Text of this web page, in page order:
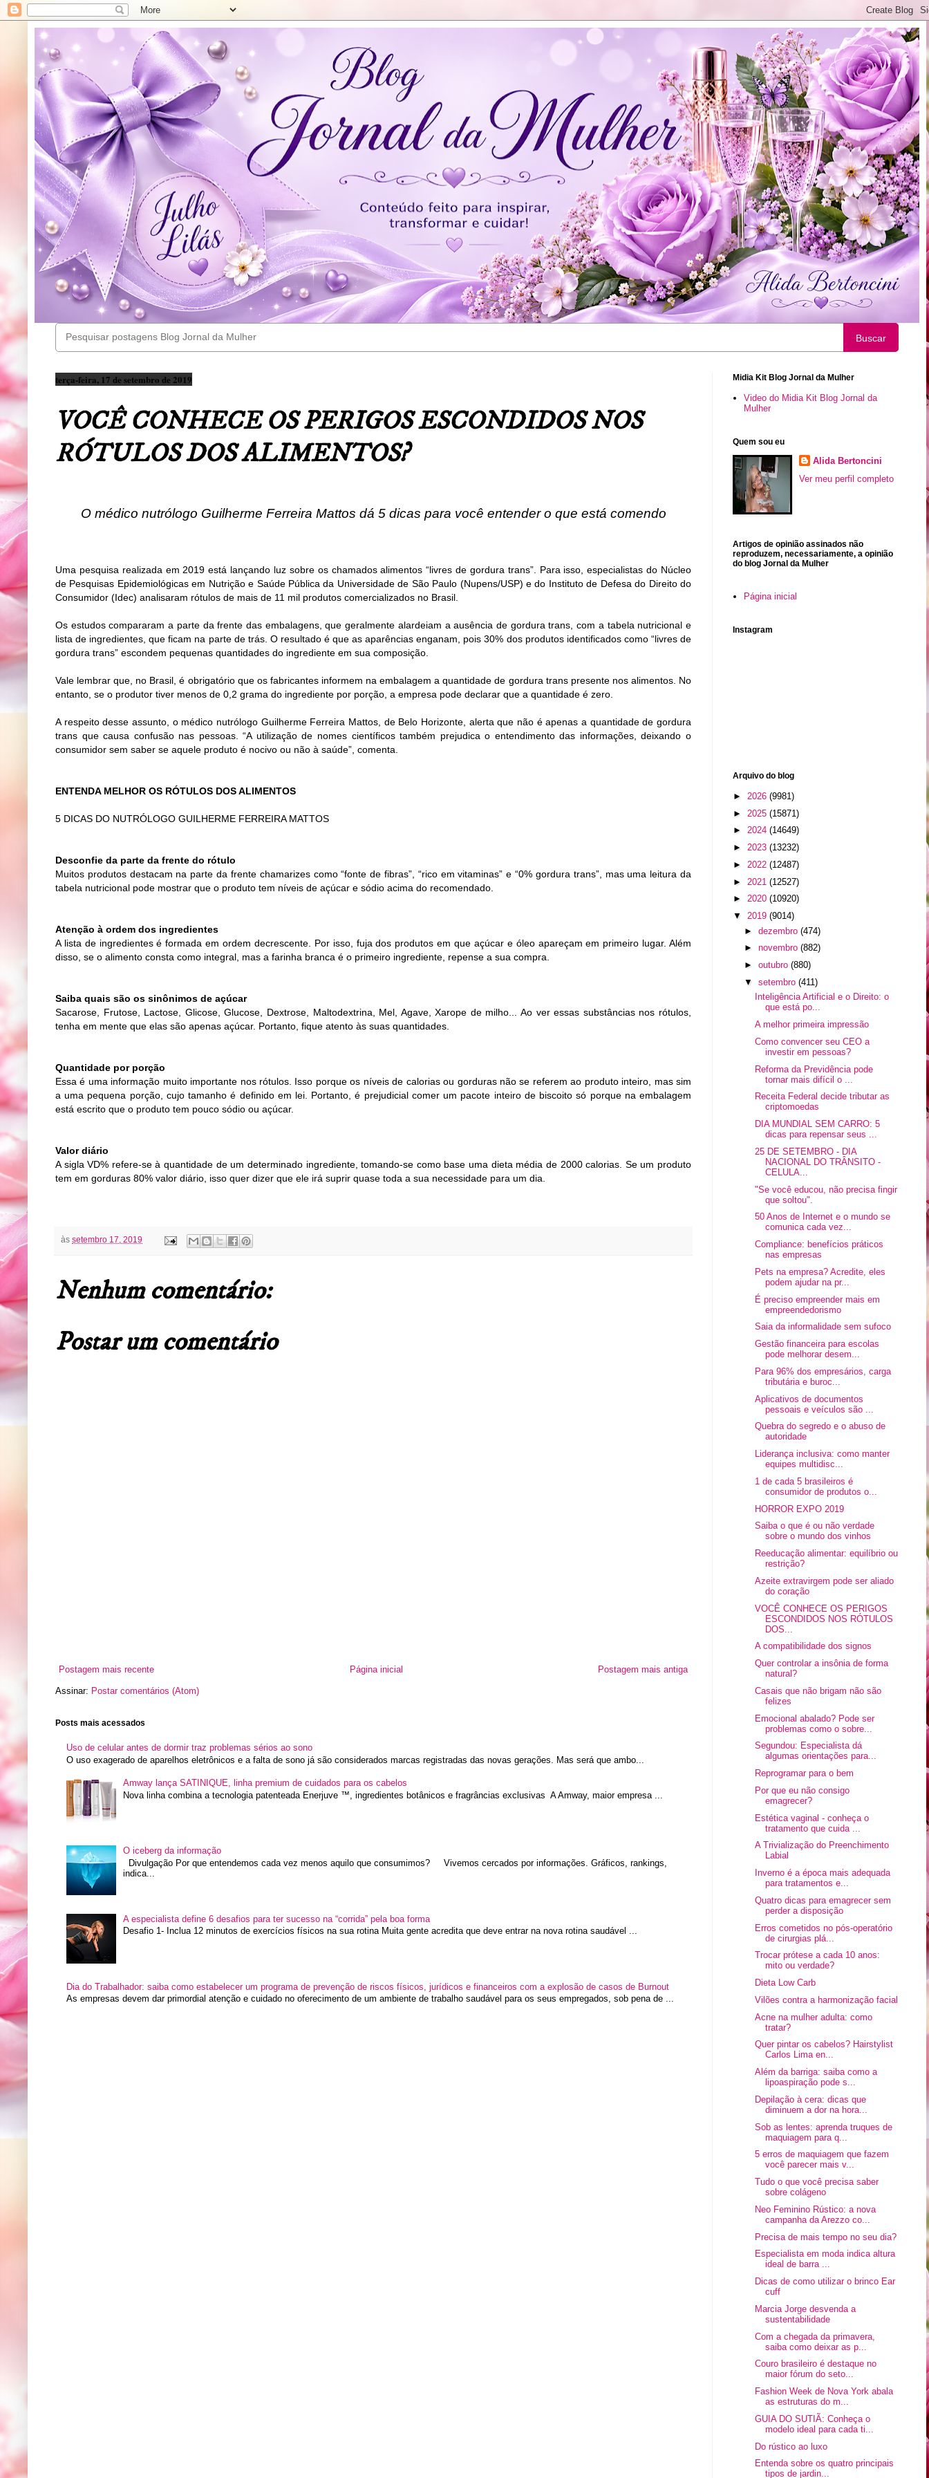
Buscar
terça-feira, 17 de setembro de 2019
VOCÊ CONHECE OS PERIGOS ESCONDIDOS NOS
RÓTULOS DOS ALIMENTOS?
O médico nutrólogo Guilherme Ferreira Mattos dá 5 dicas para você entender o que está comendo
Uma pesquisa realizada em 2019 está lançando luz sobre os chamados alimentos “livres de gordura trans”. Para isso, especialistas do Núcleo
de Pesquisas Epidemiológicas em Nutrição e Saúde Pública da Universidade de São Paulo (Nupens/USP) e do Instituto de Defesa do Direito do
Consumidor (Idec) analisaram rótulos de mais de 11 mil produtos comercializados no Brasil.
Os estudos compararam a parte da frente das embalagens, que geralmente alardeiam a ausência de gordura trans, com a tabela nutricional e
lista de ingredientes, que ficam na parte de trás. O resultado é que as aparências enganam, pois 30% dos produtos identificados como “livres de
gordura trans” escondem pequenas quantidades do ingrediente em sua composição.
Vale lembrar que, no Brasil, é obrigatório que os fabricantes informem na embalagem a quantidade de gordura trans presente nos alimentos. No
entanto, se o produtor tiver menos de 0,2 grama do ingrediente por porção, a empresa pode declarar que a quantidade é zero.
A respeito desse assunto, o médico nutrólogo Guilherme Ferreira Mattos, de Belo Horizonte, alerta que não é apenas a quantidade de gordura
trans que causa confusão nas pessoas. “A utilização de nomes científicos também prejudica o entendimento das informações, deixando o
consumidor sem saber se aquele produto é nocivo ou não à saúde”, comenta.
ENTENDA MELHOR OS RÓTULOS DOS ALIMENTOS
5 DICAS DO NUTRÓLOGO GUILHERME FERREIRA MATTOS
Desconfie da parte da frente do rótulo
Muitos produtos destacam na parte da frente chamarizes como “fonte de fibras”, “rico em vitaminas” e “0% gordura trans”, mas uma leitura da
tabela nutricional pode mostrar que o produto tem níveis de açúcar e sódio acima do recomendado.
Atenção à ordem dos ingredientes
A lista de ingredientes é formada em ordem decrescente. Por isso, fuja dos produtos em que açúcar e óleo apareçam em primeiro lugar. Além
disso, se o alimento consta como integral, mas a farinha branca é o primeiro ingrediente, repense a sua compra.
Saiba quais são os sinônimos de açúcar
Sacarose, Frutose, Lactose, Glicose, Glucose, Dextrose, Maltodextrina, Mel, Agave, Xarope de milho... Ao ver essas substâncias nos rótulos,
tenha em mente que elas são apenas açúcar. Portanto, fique atento às suas quantidades.
Quantidade por porção
Essa é uma informação muito importante nos rótulos. Isso porque os níveis de calorias ou gorduras não se referem ao produto inteiro, mas sim
a uma pequena porção, cujo tamanho é definido em lei. Portanto, é prejudicial comer um pacote inteiro de biscoito só porque na embalagem
está escrito que o produto tem pouco sódio ou açúcar.
Valor diário
A sigla VD% refere-se à quantidade de um determinado ingrediente, tomando-se como base uma dieta média de 2000 calorias. Se um produto
tem em gorduras 80% valor diário, isso quer dizer que ele irá suprir quase toda a sua necessidade para um dia.
às setembro 17, 2019
Nenhum comentário:
Postar um comentário
Postagem mais recente Postagem mais antiga
Página inicial
Assinar: Postar comentários (Atom)
Posts mais acessados
Uso de celular antes de dormir traz problemas sérios ao sono
O uso exagerado de aparelhos eletrônicos e a falta de sono já são considerados marcas registradas das novas gerações. Mas será que ambo...
Amway lança SATINIQUE, linha premium de cuidados para os cabelos
Nova linha combina a tecnologia patenteada Enerjuve ™, ingredientes botânicos e fragrâncias exclusivas A Amway, maior empresa ...
O iceberg da informação
Divulgação Por que entendemos cada vez menos aquilo que consumimos? Vivemos cercados por informações. Gráficos, rankings,
indica...
A especialista define 6 desafios para ter sucesso na “corrida” pela boa forma
Desafio 1- Inclua 12 minutos de exercícios físicos na sua rotina Muita gente acredita que deve entrar na nova rotina saudável ...
Dia do Trabalhador: saiba como estabelecer um programa de prevenção de riscos físicos, jurídicos e financeiros com a explosão de casos de Burnout
As empresas devem dar primordial atenção e cuidado no oferecimento de um ambiente de trabalho saudável para os seus empregados, sob pena de ...
Midia Kit Blog Jornal da Mulher
Video do Midia Kit Blog Jornal da
Mulher
Quem sou eu
Alida Bertoncini
Ver meu perfil completo
Artigos de opinião assinados não
reproduzem, necessariamente, a opinião
do blog Jornal da Mulher
Página inicial
Instagram
Arquivo do blog
► 2026 (9981)
► 2025 (15871)
► 2024 (14649)
► 2023 (13232)
► 2022 (12487)
► 2021 (12527)
► 2020 (10920)
▼ 2019 (9014)
► dezembro (474)
► novembro (882)
► outubro (880)
▼ setembro (411)
Inteligência Artificial e o Direito: o
que está po...
A melhor primeira impressão
Como convencer seu CEO a
investir em pessoas?
Reforma da Previdência pode
tornar mais difícil o ...
Receita Federal decide tributar as
criptomoedas
DIA MUNDIAL SEM CARRO: 5
dicas para repensar seus ...
25 DE SETEMBRO - DIA
NACIONAL DO TRÂNSITO -
CELULA...
"Se você educou, não precisa fingir
que soltou".
50 Anos de Internet e o mundo se
comunica cada vez...
Compliance: benefícios práticos
nas empresas
Pets na empresa? Acredite, eles
podem ajudar na pr...
É preciso empreender mais em
empreendedorismo
Saia da informalidade sem sufoco
Gestão financeira para escolas
pode melhorar desem...
Para 96% dos empresários, carga
tributária e buroc...
Aplicativos de documentos
pessoais e veículos são ...
Quebra do segredo e o abuso de
autoridade
Liderança inclusiva: como manter
equipes multidisc...
1 de cada 5 brasileiros é
consumidor de produtos o...
HORROR EXPO 2019
Saiba o que é ou não verdade
sobre o mundo dos vinhos
Reeducação alimentar: equilíbrio ou
restrição?
Azeite extravirgem pode ser aliado
do coração
VOCÊ CONHECE OS PERIGOS
ESCONDIDOS NOS RÓTULOS
DOS...
A compatibilidade dos signos
Quer controlar a insônia de forma
natural?
Casais que não brigam não são
felizes
Emocional abalado? Pode ser
problemas como o sobre...
Segundou: Especialista dá
algumas orientações para...
Reprogramar para o bem
Por que eu não consigo
emagrecer?
Estética vaginal - conheça o
tratamento que cuida ...
A Trivialização do Preenchimento
Labial
Inverno é a época mais adequada
para tratamentos e...
Quatro dicas para emagrecer sem
perder a disposição
Erros cometidos no pós-operatório
de cirurgias plá...
Trocar prótese a cada 10 anos:
mito ou verdade?
Dieta Low Carb
Vilões contra a harmonização facial
Acne na mulher adulta: como
tratar?
Quer pintar os cabelos? Hairstylist
Carlos Lima en...
Além da barriga: saiba como a
lipoaspiração pode s...
Depilação à cera: dicas que
diminuem a dor na hora...
Sob as lentes: aprenda truques de
maquiagem para q...
5 erros de maquiagem que fazem
você parecer mais v...
Tudo o que você precisa saber
sobre colágeno
Neo Feminino Rústico: a nova
campanha da Arezzo co...
Precisa de mais tempo no seu dia?
Especialista em moda indica altura
ideal de barra ...
Dicas de como utilizar o brinco Ear
cuff
Marcia Jorge desvenda a
sustentabilidade
Com a chegada da primavera,
saiba como deixar as p...
Couro brasileiro é destaque no
maior fórum do seto...
Fashion Week de Nova York abala
as estruturas do m...
GUIA DO SUTIÃ: Conheça o
modelo ideal para cada ti...
Do rústico ao luxo
Entenda sobre os quatro principais
tipos de jardin...